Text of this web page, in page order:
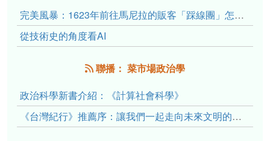
完美風暴：1623年前往馬尼拉的販客「踩線團」怎麼會困死於澎湖?
從技術史的角度看AI
聯播： 菜市場政治學
政治科學新書介紹：《計算社會科學》
《台灣紀行》推薦序：讓我們一起走向未來文明的備忘錄